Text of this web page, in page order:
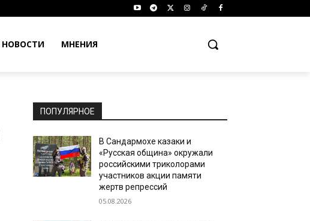
НОВОСТИ МНЕНИЯ
ПОПУЛЯРНОЕ
В Сандармохе казаки и
«Русская община» окружали
российскими триколорами
участников акции памяти
жертв репрессий
05.08.2026